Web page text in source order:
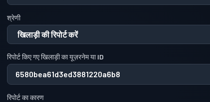
श्रेणी
रिपोर्ट किए गए खिलाड़ी का यूज़रनेम या ID
रिपोर्ट का कारण